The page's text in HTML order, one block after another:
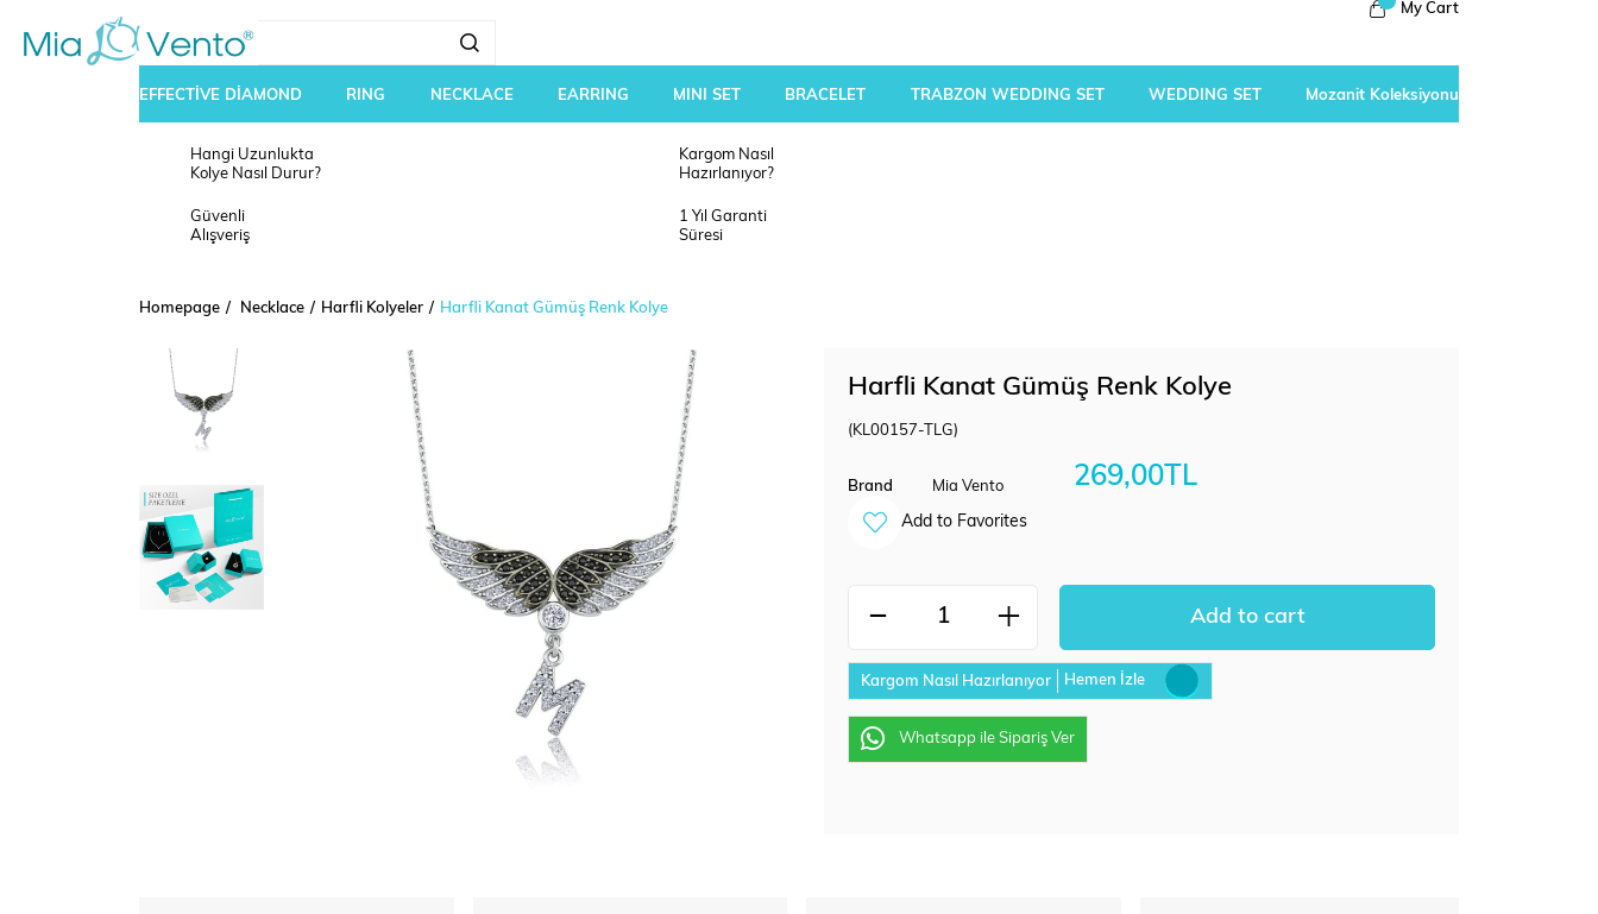
My Cart
EFFECTİVE DİAMOND RING NECKLACE EARRING MINI SET BRACELET TRABZON WEDDING SET WEDDING SET Mozanit Koleksiyonu
Hangi Uzunlukta
Kolye Nasıl Durur?
Kargom Nasıl
Hazırlanıyor?
Güvenli
Alışveriş
1 Yıl Garanti
Süresi
Homepage Necklace Harfli Kolyeler Harfli Kanat Gümüş Renk Kolye
Harfli Kanat Gümüş Renk Kolye
(KL00157-TLG)
Brand Mia Vento 269,00TL
Add to Favorites
Kargom Nasıl Hazırlanıyor Hemen İzle
Whatsapp ile Sipariş Ver